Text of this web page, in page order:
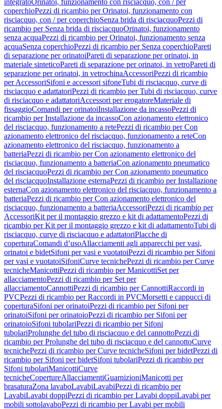
integratoOrinatoi, funzionamento con risciacquo, con / per
coperchioPezzi di ricambio per Orinatoi, funzionamento con
risciacquo, con / per coperchioSenza brida di risciacquoPezzi di
ricambio per Senza brida di risciacquoOrinatoi, funzionamento
senza acquaPezzi di ricambio per Orinatoi, funzionamento senza
acquaSenza coperchioPezzi di ricambio per Senza coperchioPareti
di separazione per orinatoiPareti di separazione per orinatoi, in
materiale sinteticoPareti di separazione per orinatoi, in vetroPareti di
separazione per orinatoi, in vetrochinaAccessoriPezzi di ricambio
per AccessoriSifoni e accessori sifoneTubi di risciacquo, curve di
risciacquo e adattatoriPezzi di ricambio per Tubi di risciacquo, curve
di risciacquo e adattatoriAccessori per erogatoreMateriale di
fissaggioComandi per orinatoiInstallazione da incassoPezzi di
ricambio per Installazione da incassoCon azionamento elettronico
del risciacquo, funzionamento a retePezzi di ricambio per Con
azionamento elettronico del risciacquo, funzionamento a reteCon
azionamento elettronico del risciacquo, funzionamento a
batteriaPezzi di ricambio per Con azionamento elettronico del
risciacquo, funzionamento a batteriaCon azionamento pneumatico
del risciacquoPezzi di ricambio per Con azionamento pneumatico
del risciacquoInstallazione esternaPezzi di ricambio per Installazione
esternaCon azionamento elettronico del risciacquo, funzionamento a
batteriaPezzi di ricambio per Con azionamento elettronico del
risciacquo, funzionamento a batteriaAccessoriPezzi di ricambio per
AccessoriKit per il montaggio grezzo e kit di adattamentoPezzi di
ricambio per Kit per il montaggio grezzo e kit di adattamentoTubi di
risciacquo, curve di risciacquo e adattatoriPlacche di
coperturaComandi d’usoAllacciamenti agli apparecchi per vasi,
orinatoi e bidetSifoni per vasi e vuotatoiPezzi di ricambio per Sifoni
per vasi e vuotatoiSifoniCurve tecnichePezzi di ricambio per Curve
tecnicheManicottiPezzi di ricambio per ManicottiSet per
allacciamentoPezzi di ricambio per Set per
allacciamentoCannottiPezzi di ricambio per CannottiRaccordi in
PVCPezzi di ricambio per Raccordi in PVCMorsetti e cappucci di
coperturaSifoni per orinatoiPezzi di ricambio per Sifoni per
orinatoiSifoni per orinatoioPezzi di ricambio per Sifoni per
orinatoioSifoni tubolariPezzi di ricambio per Sifoni
tubolariProlunghe del tubo di risciacquo e del cannottoPezzi di
ricambio per Prolunghe del tubo di risciacquo e del cannottoCurve
tecnichePezzi di ricambio per Curve tecnicheSifoni per bidetPezzi di
ricambio per Sifoni per bidetSifoni tubolariPezzi di ricambio per
Sifoni tubolariManicottiCurve
tecnicheCopertureAllacciamentiGuarnizioniManicotti per
brasaturaZona lavaboLavabiLavabiPezzi di ricambio per
LavabiLavabi doppiPezzi di ricambio per Lavabi doppiLavabi per
mobili sottolavaboPezzi di ricambio per Lavabi per mobili